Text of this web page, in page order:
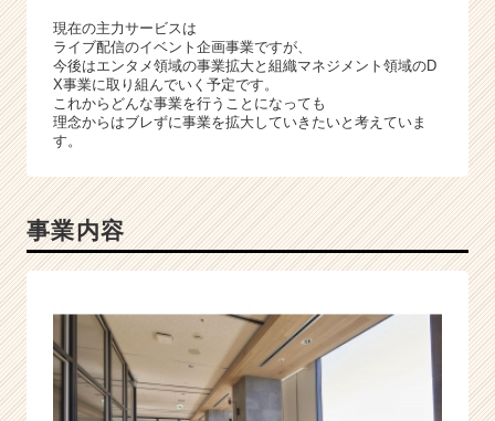
ス
カ
ウ
ト
が
チ
ア
キ
リ
現在の主力サービスは
ライブ配信のイベント企画事業ですが、
今後はエンタメ領域の事業拡大と組織マネジメント領域のD
X事業に取り組んでいく予定です。
これからどんな事業を行うことになっても
理念からはブレずに事業を拡大していきたいと考えていま
す。
事業内容